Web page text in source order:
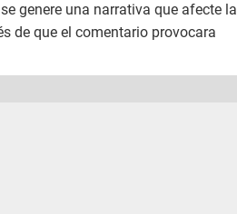
genere una narrativa que afecte la
de que el comentario provocara